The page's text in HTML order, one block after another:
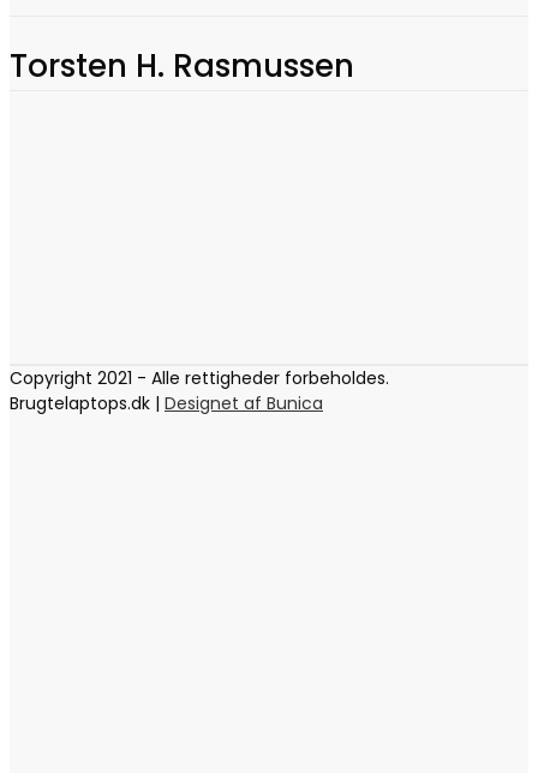
Torsten H. Rasmussen
Copyright 2021 - Alle rettigheder forbeholdes.
Brugtelaptops.dk | Designet af Bunica